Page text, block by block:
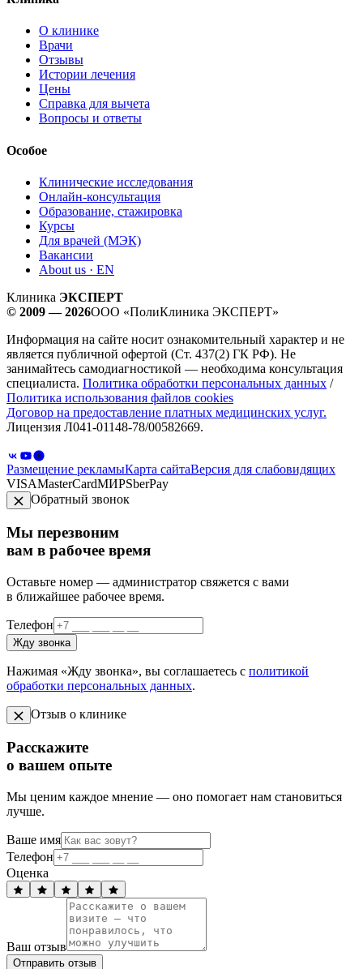
О клинике
Врачи
Отзывы
Истории лечения
Цены
Справка для вычета
Вопросы и ответы
Особое
Клинические исследования
Онлайн-консультация
Образование, стажировка
Курсы
Для врачей (МЭК)
Вакансии
About us · EN
Клиника ЭКСПЕРТ
© 2009 — 2026ООО «ПолиКлиника ЭКСПЕРТ»
Информация на сайте носит ознакомительный характер и не
является публичной офертой (Ст. 437(2) ГК РФ). Не
занимайтесь самодиагностикой — необходима консультация
специалиста. Политика обработки персональных данных /
Политика использования файлов cookies
Договор на предоставление платных медицинских услуг.
Лицензия Л041-01148-78/00582669.
Размещение рекламыКарта сайтаВерсия для слабовидящих
VISAMasterCardМИРSberPay
Обратный звонок
Мы перезвоним
вам в рабочее время
Оставьте номер — администратор свяжется с вами
в ближайшее рабочее время.
Телефон
Жду звонка
Нажимая «Жду звонка», вы соглашаетесь с политикой
обработки персональных данных.
Отзыв о клинике
Расскажите
о вашем опыте
Мы ценим каждое мнение — оно помогает нам становиться
лучше.
Ваше имя
Телефон
Оценка
Ваш отзыв
Отправить отзыв